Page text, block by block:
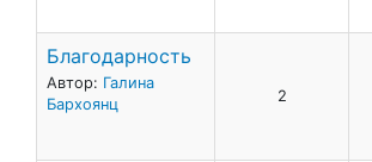
Благодарность
Автор: Галина
Бархоянц
2